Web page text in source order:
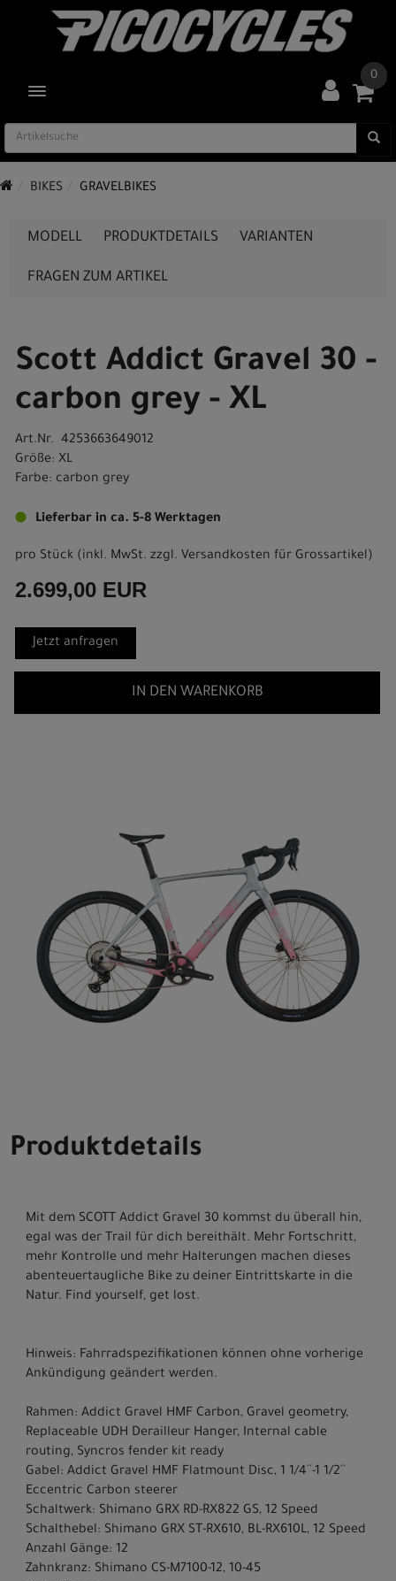
TOGGLE NAVIGATION
0
BIKES GRAVELBIKES
MODELL PRODUKTDETAILS VARIANTEN
FRAGEN ZUM ARTIKEL
Scott Addict Gravel 30 -
carbon grey - XL
Art.Nr. 4253663649012
Größe: XL
Farbe: carbon grey
Lieferbar in ca. 5-8 Werktagen
pro Stück (inkl. MwSt. zzgl. Versandkosten für Grossartikel)
2.699,00 EUR
Jetzt anfragen
IN DEN WARENKORB
Produktdetails
Mit dem SCOTT Addict Gravel 30 kommst du überall hin,
egal was der Trail für dich bereithält. Mehr Fortschritt,
mehr Kontrolle und mehr Halterungen machen dieses
abenteuertaugliche Bike zu deiner Eintrittskarte in die
Natur. Find yourself, get lost.
Hinweis: Fahrradspezifikationen können ohne vorherige
Ankündigung geändert werden.
Rahmen: Addict Gravel HMF Carbon, Gravel geometry,
Replaceable UDH Derailleur Hanger, Internal cable
routing, Syncros fender kit ready
Gabel: Addict Gravel HMF Flatmount Disc, 1 1/4´´-1 1/2´´
Eccentric Carbon steerer
Schaltwerk: Shimano GRX RD-RX822 GS, 12 Speed
Schalthebel: Shimano GRX ST-RX610, BL-RX610L, 12 Speed
Anzahl Gänge: 12
Zahnkranz: Shimano CS-M7100-12, 10-45